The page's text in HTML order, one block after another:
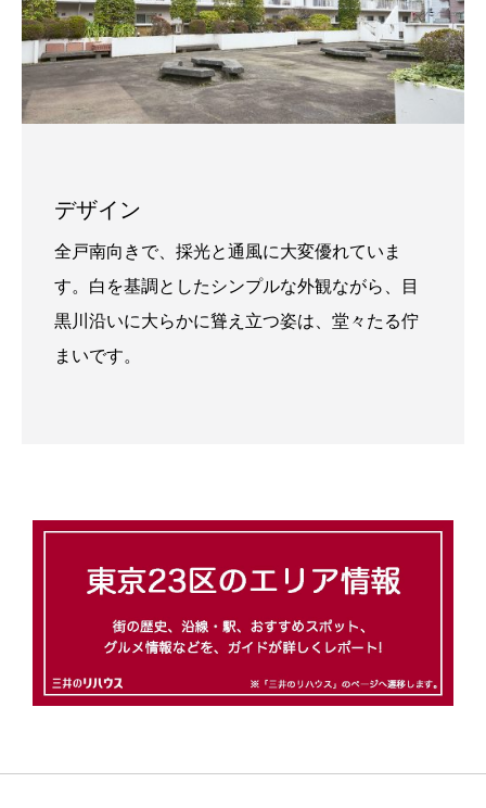
デザイン
全戸南向きで、採光と通風に大変優れていま
す。白を基調としたシンプルな外観ながら、目
黒川沿いに大らかに聳え立つ姿は、堂々たる佇
まいです。